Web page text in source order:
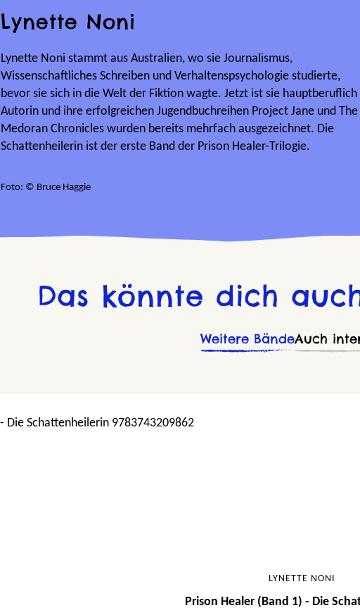
Lynette Noni
Lynette Noni stammt aus Australien, wo sie Journalismus,
Wissenschaftliches Schreiben und Verhaltenspsychologie studierte,
bevor sie sich in die Welt der Fiktion wagte. Jetzt ist sie hauptberuflich
Autorin und ihre erfolgreichen Jugendbuchreihen Project Jane und The
Medoran Chronicles wurden bereits mehrfach ausgezeichnet. Die
Schattenheilerin ist der erste Band der Prison Healer-Trilogie.
Foto: © Bruce Haggie
Das könnte dich
Weitere BändeAuch
LYNETTE NONI
Prison Healer (Band 1) - Die